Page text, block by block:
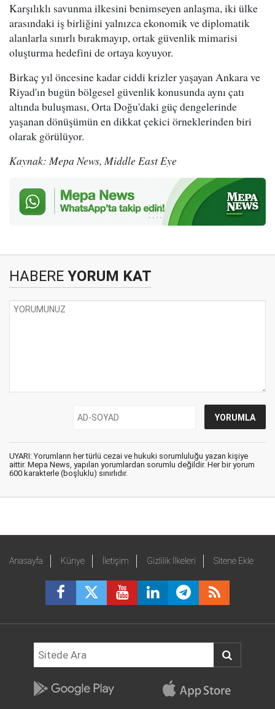
Karşılıklı savunma ilkesini benimseyen anlaşma, iki ülke
arasındaki iş birliğini yalnızca ekonomik ve diplomatik
alanlarla sınırlı bırakmayıp, ortak güvenlik mimarisi
oluşturma hedefini de ortaya koyuyor.
Birkaç yıl öncesine kadar ciddi krizler yaşayan Ankara ve
Riyad'ın bugün bölgesel güvenlik konusunda aynı çatı
altında buluşması, Orta Doğu'daki güç dengelerinde
yaşanan dönüşümün en dikkat çekici örneklerinden biri
olarak görülüyor.
Kaynak: Mepa News, Middle East Eye
HABERE YORUM KAT
UYARI: Yorumların her türlü cezai ve hukuki sorumluluğu yazan kişiye
aittir. Mepa News, yapılan yorumlardan sorumlu değildir. Her bir yorum
600 karakterle (boşluklu) sınırlıdır.
Anasayfa Künye İletişim Gizlilik İlkeleri Sitene Ekle